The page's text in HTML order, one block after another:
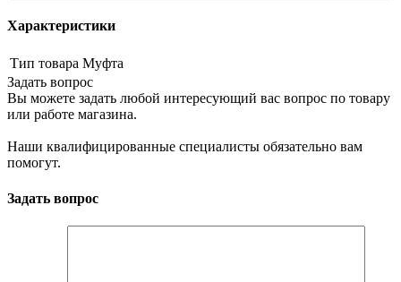
Характеристики
Тип товара Муфта
Задать вопрос
Вы можете задать любой интересующий вас вопрос по товару
или работе магазина.
Наши квалифицированные специалисты обязательно вам
помогут.
Задать вопрос